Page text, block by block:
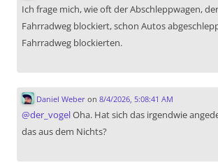
Ich frage mich, wie oft der Abschleppwagen,
Fahrradweg blockiert, schon Autos
Fahrradweg blockierten.
Daniel Weberon 8/4/2026, 5:08:41 AM
@der_vogelOha. Hat sich das irgendwie
das aus dem Nichts?